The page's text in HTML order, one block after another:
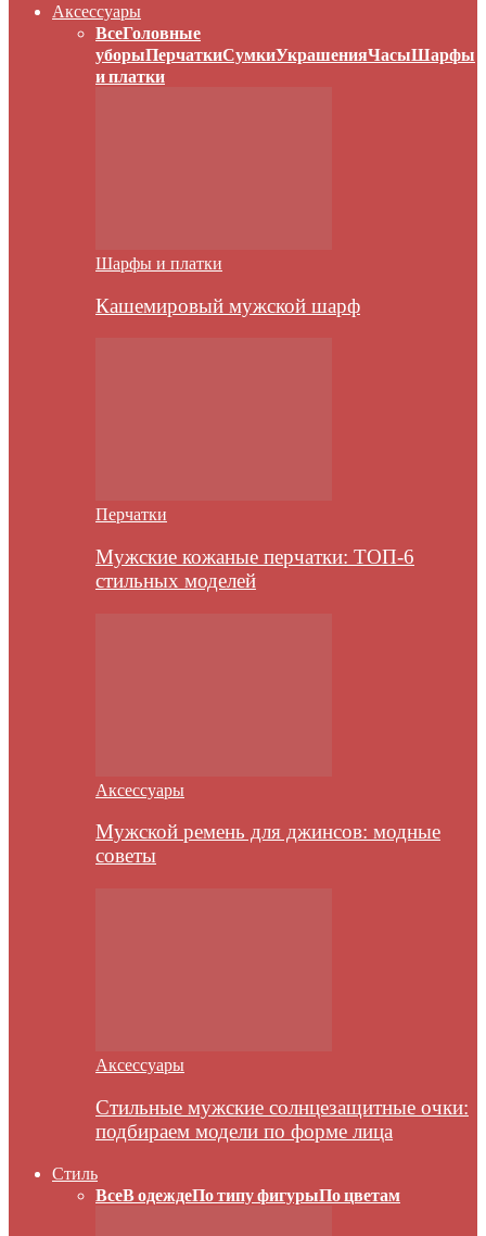
Аксессуары
ВсеГоловные
уборыПерчаткиСумкиУкрашенияЧасыШарфы
и платки
Шарфы и платки
Кашемировый мужской шарф
Перчатки
Мужские кожаные перчатки: ТОП-6
стильных моделей
Аксессуары
Мужской ремень для джинсов: модные
советы
Аксессуары
Стильные мужские солнцезащитные очки:
подбираем модели по форме лица
Стиль
ВсеВ одеждеПо типу фигурыПо цветам